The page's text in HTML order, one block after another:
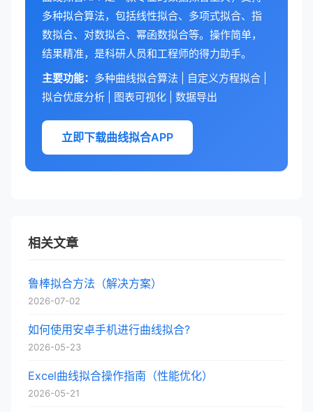
多种拟合算法，包括线性拟合、多项式拟合、指
数拟合、对数拟合、幂函数拟合等。操作简单，
结果精准，是科研人员和工程师的得力助手。
主要功能： 多种曲线拟合算法 | 自定义方程拟合 |
拟合优度分析 | 图表可视化 | 数据导出
立即下载曲线拟合APP
相关文章
鲁棒拟合方法（解决方案）
2026-07-02
如何使用安卓手机进行曲线拟合?
2026-05-23
Excel曲线拟合操作指南（性能优化）
2026-05-21